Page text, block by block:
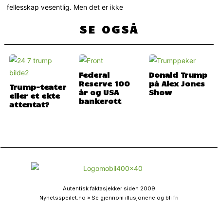
fellesskap vesentlig. Men det er ikke
SE OGSÅ
Trump-teater
eller et ekte
attentat?
Federal
Reserve 100
år og USA
bankerott
Donald Trump
på Alex Jones
Show
Autentisk faktasjekker siden 2009
Nyhetsspeilet.no » Se gjennom illusjonene og bli fri